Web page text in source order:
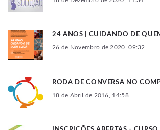
24 ANOS | CUIDANDO DE
26 de Novembro de 2020, 09:32
RODA DE CONVERSA NO
18 de Abril de 2016, 14:58